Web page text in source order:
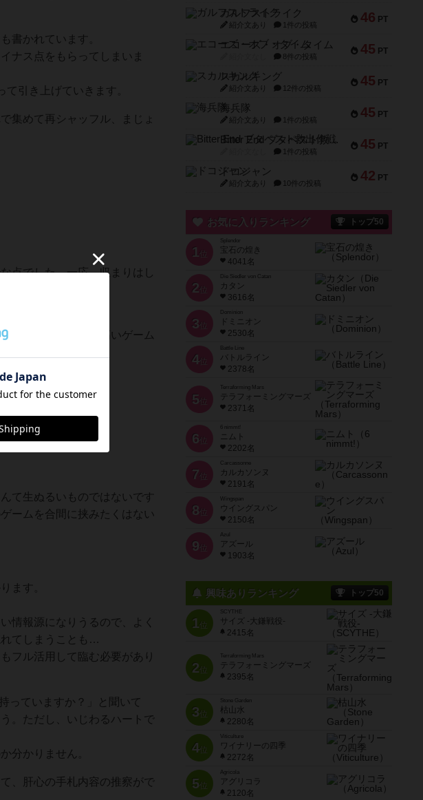
書かれています。
ナス点をもらってしまいま
引き上げていきます。
集めて再シャッフル、まじょ
点でした。一応、収まりはし
損をする可能性が高いゲーム
て生ぬるいものではないです
ームを合間に挟みたくはない
ます。
情報源になりうるので、よく
れてしまうことも…
フル活用して臨む必要があり
っていますか？」と聞いて
。ただし、いじわるハートで
分かりません。
、肝心の手札内容の推察がで
46 PT
ガルフストライク
紹介文あり 1件の投稿
45 PT
エコーズ・オブ・タイム
8件の投稿
45 PT
スカルキング
紹介文あり 12件の投稿
45 PT
海兵隊
紹介文あり 1件の投稿
45 PT
Bitter End ブタペスト救出作戦
1件の投稿
42 PT
ドコジャン
紹介文あり 10件の投稿
お気に入りランキング トップ50
1 位
宝石の煌き
4041名
2 位
Die Siedler von Catan
カタン
3616名
3 位
ドミニオン
2530名
4位
Battle Line
バトルライン
2378名
5 位
Terraforming Mars
テラフォーミングマーズ
2371名
6 位
ニムト
2202名
7 位
Carcassonne
カルカソンヌ
2191名
8 位
Wingspan
ウイングスパン
2150名
9 位
Azul
アズール
1903名
興味ありランキング トップ50
1位
SCYTHE
サイズ -大鎌戦役-
2415名
2位
Terraforming Mars
テラフォーミングマーズ
2395名
3位
Stone Garden
枯山水
2280名
4位
Viticulture
ワイナリーの四季
2272名
5位
Agricola
アグリコラ
2120名